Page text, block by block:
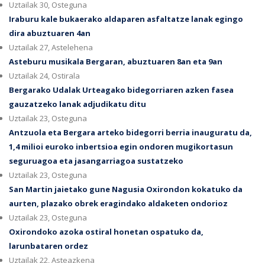
Uztailak 30, Osteguna
Iraburu kale bukaerako aldaparen asfaltatze lanak egingo
dira abuztuaren 4an
Uztailak 27, Astelehena
Asteburu musikala Bergaran, abuztuaren 8an eta 9an
Uztailak 24, Ostirala
Bergarako Udalak Urteagako bidegorriaren azken fasea
gauzatzeko lanak adjudikatu ditu
Uztailak 23, Osteguna
Antzuola eta Bergara arteko bidegorri berria inauguratu da,
1,4 milioi euroko inbertsioa egin ondoren mugikortasun
seguruagoa eta jasangarriagoa sustatzeko
Uztailak 23, Osteguna
San Martin jaietako gune Nagusia Oxirondon kokatuko da
aurten, plazako obrek eragindako aldaketen ondorioz
Uztailak 23, Osteguna
Oxirondoko azoka ostiral honetan ospatuko da,
larunbataren ordez
Uztailak 22, Asteazkena